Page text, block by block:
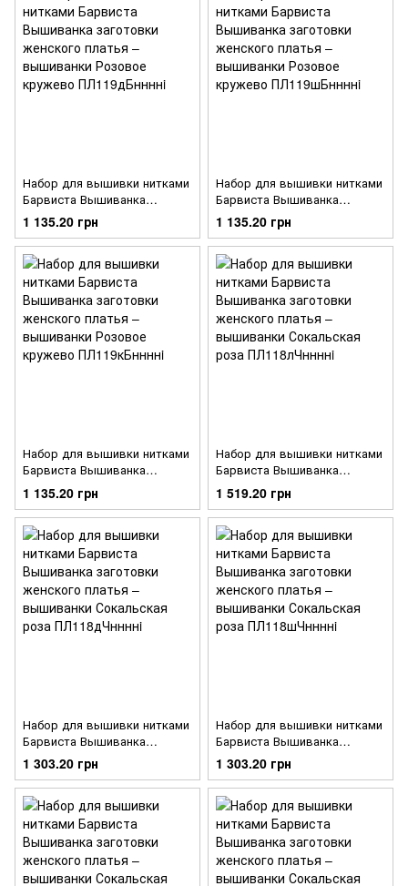
Набор для вышивки нитками
Барвиста Вышиванка
заготовки женского платья –
вышиванки Розовое
кружево ПЛ119дБннннi
1 135.20 грн
Набор для вышивки нитками
Барвиста Вышиванка
заготовки женского платья –
вышиванки Розовое
кружево ПЛ119шБннннi
1 135.20 грн
Набор для вышивки нитками
Барвиста Вышиванка
заготовки женского платья –
вышиванки Розовое
кружево ПЛ119кБннннi
1 135.20 грн
Набор для вышивки нитками
Барвиста Вышиванка
заготовки женского платья –
вышиванки Сокальская роза
ПЛ118лЧннннi
1 519.20 грн
Набор для вышивки нитками
Барвиста Вышиванка
заготовки женского платья –
вышиванки Сокальская роза
ПЛ118дЧннннi
1 303.20 грн
Набор для вышивки нитками
Барвиста Вышиванка
заготовки женского платья –
вышиванки Сокальская роза
ПЛ118шЧннннi
1 303.20 грн